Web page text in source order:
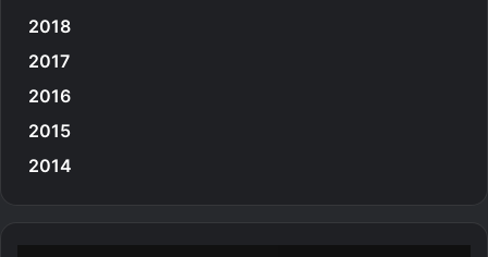
2018
2017
2016
2015
2014